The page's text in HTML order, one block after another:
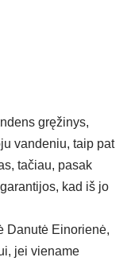
gręžinys,
vandeniu, taip pat
tačiau, pasak
kad iš jo
Danutė Einorienė,
jei viename